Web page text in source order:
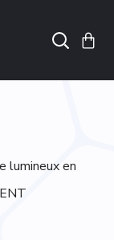
lumineux en